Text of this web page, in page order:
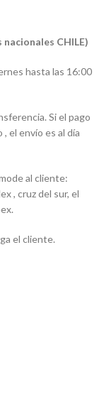
CHILE)
hasta las 16:00
Si el pago
el envío es al día
al cliente:
, cruz del sur, el
el cliente.